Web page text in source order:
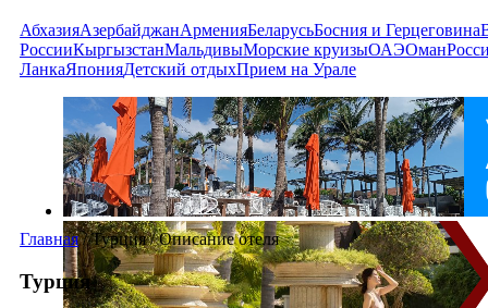
АбхазияАзербайджанАрменияБеларусьБосния и Герцеговина
РоссииКыргызстанМальдивыМорские круизыОАЭОман
ЛанкаЯпонияДетский отдыхПрием на Урале
Главная /Турция/Описание отеля
Турция